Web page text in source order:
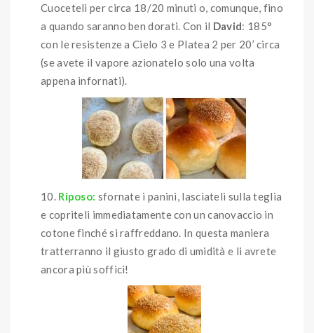
Cuoceteli per circa 18/20 minuti o, comunque, fino
a quando saranno ben dorati. Con il David: 185°
con le resistenze a Cielo 3 e Platea 2 per 20’ circa
(se avete il vapore azionatelo solo una volta
appena infornati).
Riposo: sfornate i panini, lasciateli sulla teglia
e copriteli immediatamente con un canovaccio in
cotone finché si raffreddano. In questa maniera
tratterranno il giusto grado di umidità e li avrete
ancora più soffici!